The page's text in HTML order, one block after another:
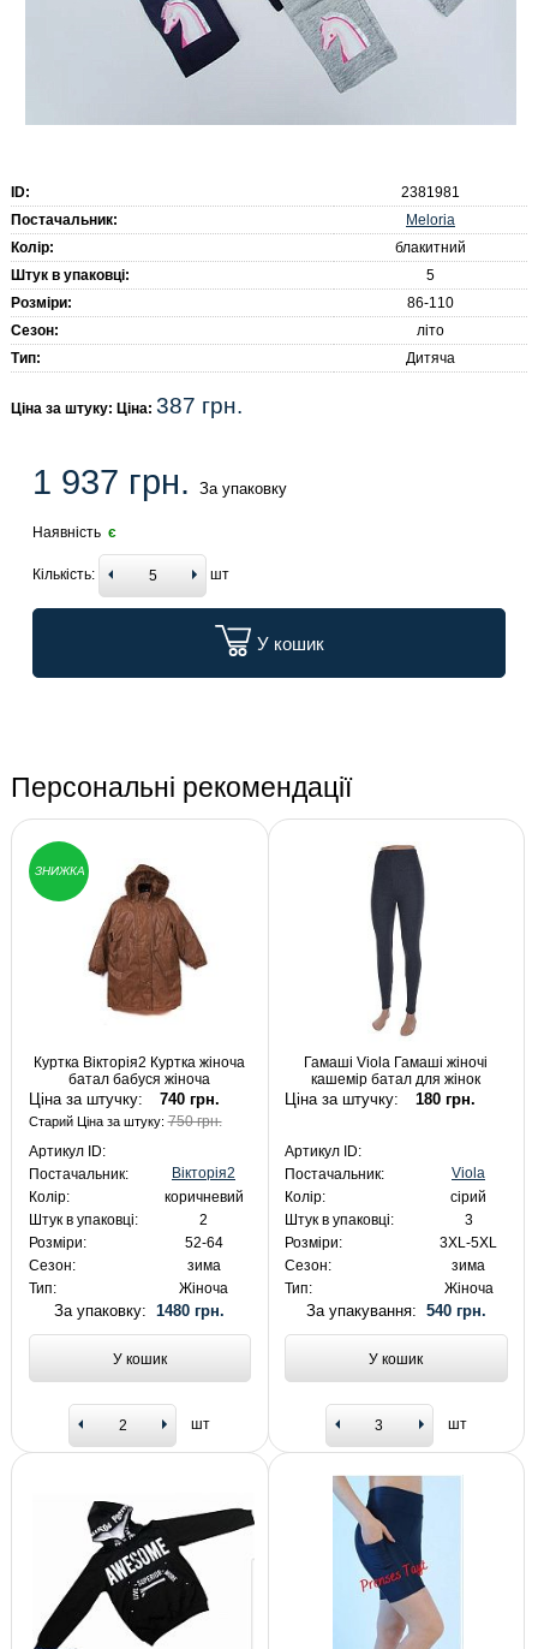
ID:
2381981
Постачальник:
Meloria
Колір:
блакитний
Штук в упаковці:
5
Розміри:
86-110
Сезон:
літо
Тип:
Дитяча
Ціна за штуку: Ціна: 387 грн.
1 937 грн. За упаковку
Наявність є
Кількість: шт
У кошик
Персональні рекомендації
ЗНИЖКА
Куртка Вікторія2 Куртка жіноча
батал бабуся жіноча
Ціна за штучку: 740 грн.
Старий Ціна за штуку:750 грн.
Артикул ID:
Постачальник:
Вікторія2
Колір:
коричневий
Штук в упаковці:
2
Розміри:
52-64
Сезон:
зима
Тип:
Жіноча
За упаковку:1480 грн.
У кошик
шт
Гамаші Viola Гамаші жіночі
кашемір батал для жінок
Ціна за штучку: 180 грн.
Артикул ID:
Постачальник:
Viola
Колір:
сірий
Штук в упаковці:
3
Розміри:
3XL-5XL
Сезон:
зима
Тип:
Жіноча
За упакування: 540 грн.
У кошик
шт